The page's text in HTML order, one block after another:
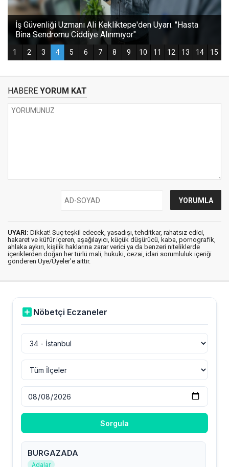
HABERE YORUM KAT
UYARI: Dikkat! Suç teşkil edecek, yasadışı, tehditkar, rahatsız edici,
hakaret ve küfür içeren, aşağılayıcı, küçük düşürücü, kaba, pornografik,
ahlaka aykırı, kişilik haklarına zarar verici ya da benzeri niteliklerde
içeriklerden doğan her türlü mali, hukuki, cezai, idari sorumluluk içeriği
gönderen Üye/Üyeler’e aittir.